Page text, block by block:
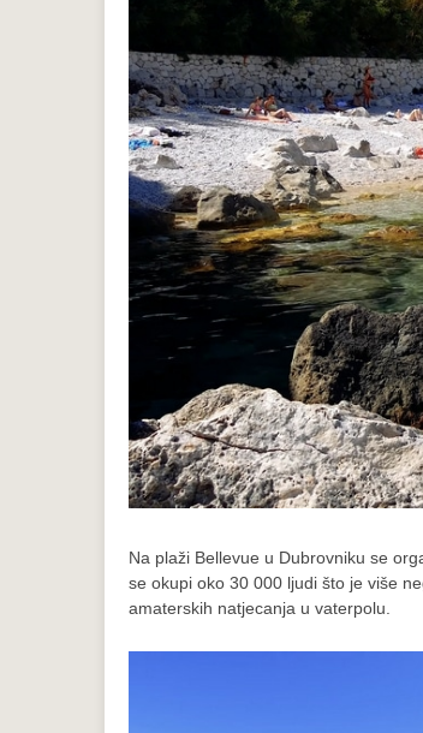
Na plaži Bellevue u Dubrovniku se
se okupi oko 30 000 ljudi što je više
amaterskih natjecanja u vaterpolu.